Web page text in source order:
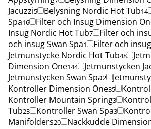
Jacuzzi5 Belysning Nordic Hot Tub14
Spa16 Filter och Insug Dimension
Insug Nordic Hot Tub7 Filter och
och insug Swan Spa1 Filter och
Jetmunstycke Nordic Hot Tub48
Dimension One144 Jetmunstycken
Jetmunstycken Swan Spa2
Kontroller Dimension One35
Kontroller Mountain Spring3
Tub23 Kontroller Swan Spa3
Manifolders20 Nackkudde